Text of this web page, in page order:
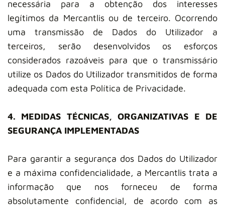
necessária para a obtenção dos interesses
legítimos da Mercantlis ou de terceiro. Ocorrendo
uma transmissão de Dados do Utilizador a
terceiros, serão desenvolvidos os esforços
considerados razoáveis para que o transmissário
utilize os Dados do Utilizador transmitidos de forma
adequada com esta Política de Privacidade.
4. MEDIDAS TÉCNICAS, ORGANIZATIVAS E DE
SEGURANÇA IMPLEMENTADAS
Para garantir a segurança dos Dados do Utilizador
e a máxima confidencialidade, a Mercantlis trata a
informação que nos forneceu de forma
absolutamente confidencial, de acordo com as